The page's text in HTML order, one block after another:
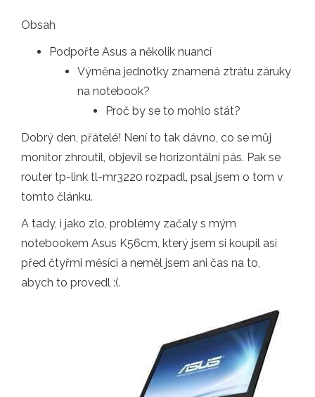
Obsah
Podpořte Asus a několik nuancí
Výměna jednotky znamená ztrátu záruky
na notebook?
Proč by se to mohlo stát?
Dobrý den, přátelé! Není to tak dávno, co se můj
monitor zhroutil, objevil se horizontální pás. Pak se
router tp-link tl-mr3220 rozpadl, psal jsem o tom v
tomto článku.
A tady, i jako zlo, problémy začaly s mým
notebookem Asus K56cm, který jsem si koupil asi
před čtyřmi měsíci a neměl jsem ani čas na to,
abych to provedl :(.